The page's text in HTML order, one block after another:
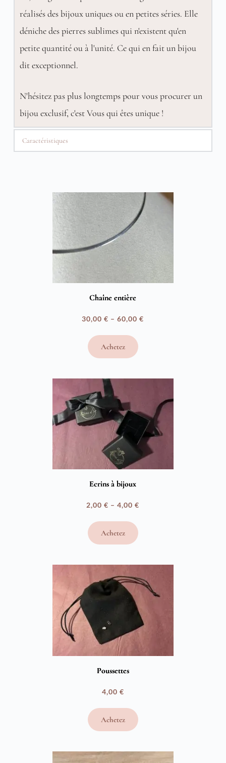
réalisés des bijoux uniques ou en petites séries. Elle
déniche des pierres sublimes qui n'existent qu'en
petite quantité ou à l'unité. Ce qui en fait un bijou
dit exceptionnel.
N'hésitez pas plus longtemps pour vous procurer un
bijou exclusif, c'est Vous qui êtes unique !
Caractéristiques
Chaîne entière
30,00€ –60,00€
Plage
prix :
60,00 €
Achetez
Ecrins à bijoux
2,00€ –4,00€
Plage
de
prix :
4,00 €
Achetez
Poussettes
4,00 €
Achetez